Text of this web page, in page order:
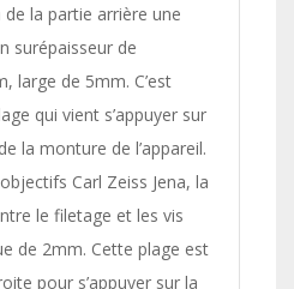
la partie arrière une
surépaisseur de
large de 5mm. C’est
qui vient s’appuyer sur
la monture de l’appareil.
Carl Zeiss Jena, la
le filetage et les vis
de 2mm. Cette plage est
pour s’appuyer sur la